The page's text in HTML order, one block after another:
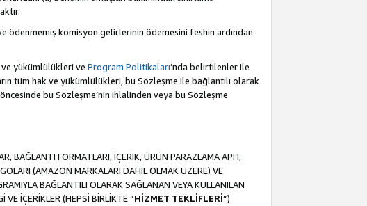
ödenmemiş komisyon gelirlerinin ödemesini feshin ardından
ve yükümlülükleri ve Program Politikaları’nda belirtilenler ile
tüm hak ve yükümlülükleri, bu Sözleşme ile bağlantılı olarak
bu Sözleşme’nin ihlalinden veya bu Sözleşme
BAĞLANTI FORMATLARI, İÇERİK, ÜRÜN PARAZLAMA API’I,
(AMAZON MARKALARI DAHİL OLMAK ÜZERE) VE
BAĞLANTILI OLARAK SAĞLANAN VEYA KULLANILAN
İÇERİKLER (HEPSİ BİRLİKTE “HİZMET TEKLİFLERİ”)